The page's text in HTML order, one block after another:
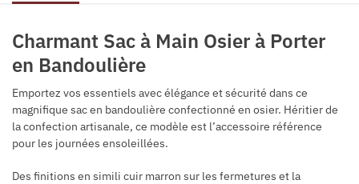
Charmant Sac à Main Osier à Porter
en Bandoulière
Emportez vos essentiels avec élégance et sécurité dans ce
magnifique sac en bandoulière confectionné en osier. Héritier de
la confection artisanale, ce modèle est l’accessoire référence
pour les journées ensoleillées.
Des finitions en simili cuir marron sur les fermetures et la